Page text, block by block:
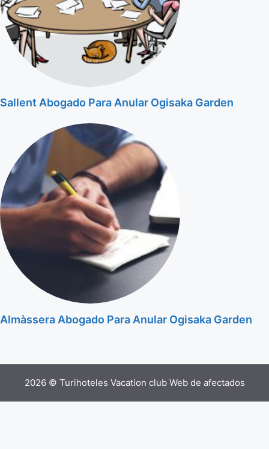
Sallent Abogado Para Anular Ogisaka Garden
Almàssera Abogado Para Anular Ogisaka Garden
2026 © Turihoteles Vacation club Web de afectados